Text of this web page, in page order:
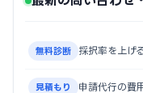
無料診断 採択率を上げ
見積もり 申請代行の費